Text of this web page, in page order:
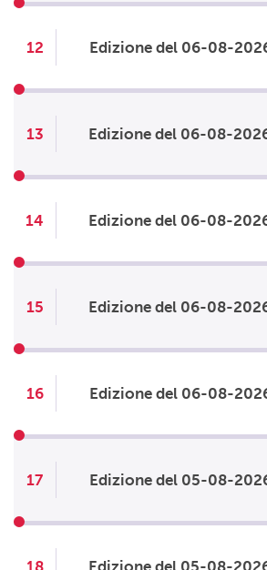
12 Edizione del 06-08-
13 Edizione del 06-08-
14 Edizione del 06-08-
15 Edizione del 06-08-
16 Edizione del 06-08-
17 Edizione del 05-08-
18 Edizione del 05-08-